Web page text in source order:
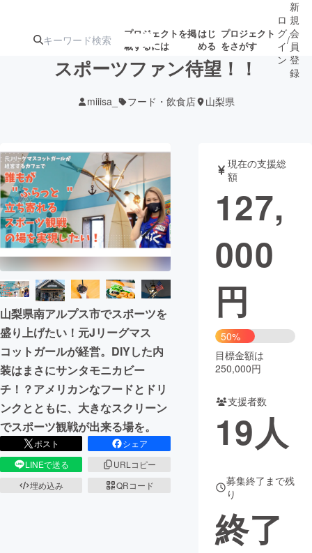
プロジェクトを掲
載するには
はじ
める
プロジェクト
をさがす
アート・写真
テクノロジー・ガジェット ゲーム・サ
映像・映画 書籍・雑誌
ビジネス・起業
まちづくり・地域活性化
CAMPFIRE for Social Good
CAMPFIREふるさと納税 machi-ya コミュニティ
ロ
グ
イ
ン
/
新
規
会
員
登
録
スポーツファン待望！！
miiisa_ フード・飲食店 山梨県
山梨県南アルプス市でスポーツを
盛り上げたい！元Jリーグマス
コットガールが経営。DIYした内
装はまさにサンタモニカビー
チ！？アメリカンなフードとドリ
ンクとともに、大きなスクリーン
でスポーツ観戦が出来る場を。
ポスト
シェア
LINEで送る
URLコピー
埋め込み
QRコード
現在の支援総
額
127,
000
円
50%
目標金額は
250,000円
支援者数
19人
募集終了まで残
り
終了